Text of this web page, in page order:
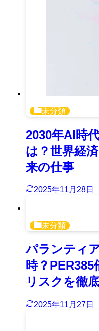
未分類
2030年AI時
は？世界経
来の仕事
2025年11月28日
未分類
パランティ
時？
リスクを徹
2025年11月27日